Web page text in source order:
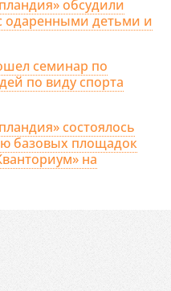
обсудили
одаренными детьми и
семинар по
по виду спорта
состоялось
базовых площадок
на